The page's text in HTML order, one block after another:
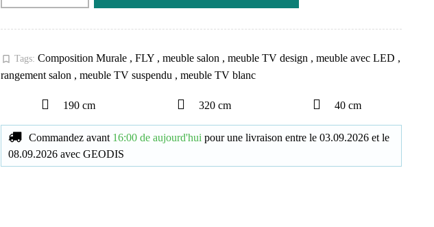
bookmark_border Tags: Composition Murale , FLY , meuble salon , meuble TV design , meuble avec LED ,
rangement salon , meuble TV suspendu , meuble TV blanc
190 cm 320 cm 40 cm
Commandez avant 16:00 de aujourd'hui pour une livraison entre le 03.09.2026 et le
08.09.2026 avec GEODIS